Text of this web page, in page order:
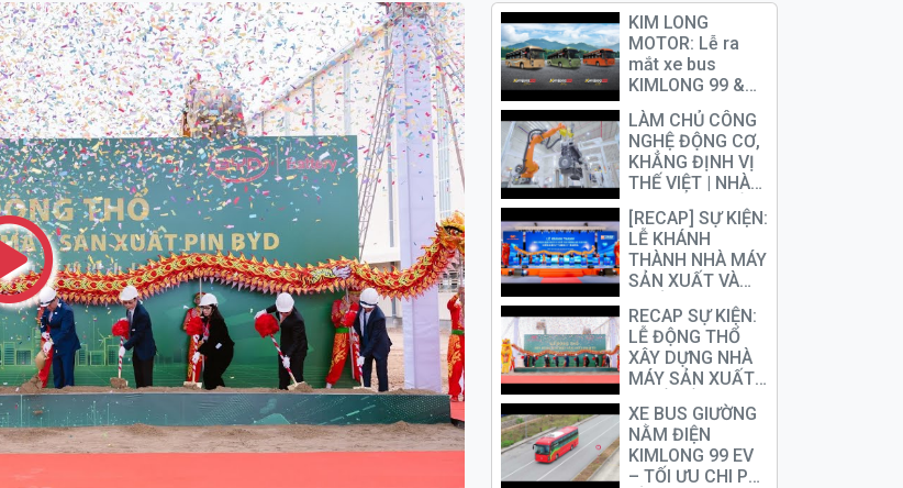
KIM LONG
MOTOR: Lễ ra
mắt xe bus
KIMLONG 99 &
động cơ YUCHAI
K11
LÀM CHỦ CÔNG
NGHỆ ĐỘNG CƠ,
KHẲNG ĐỊNH VỊ
THẾ VIỆT | NHÀ
MÁY SẢN XUẤT
& CHẾ TẠO
ĐỘNG CƠ
YUCHAI
[RECAP] SỰ KIỆN:
LỄ KHÁNH
THÀNH NHÀ MÁY
SẢN XUẤT VÀ
CHẾ TẠO ĐỘNG
CƠ YUCHAI TẠI
KIM LONG
MOTOR
RECAP SỰ KIỆN:
LỄ ĐỘNG THỔ
XÂY DỰNG NHÀ
MÁY SẢN XUẤT
PIN Ô TÔ ĐIỆN
XE BUS GIƯỜNG
NẰM ĐIỆN
KIMLONG 99 EV
– TỐI ƯU CHI PHÍ